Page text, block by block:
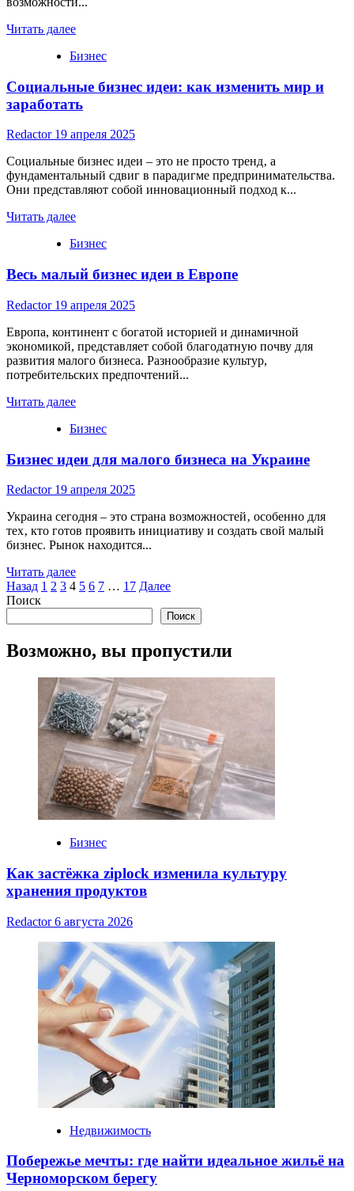
Читать далееRead
about
нового
бизнеса,
которых
в
России
Бизнес
Социальные бизнес идеи: как изменить мир и
заработать
Redactor 19 апреля 2025
Социальные бизнес идеи – это не просто тренд‚ а
фундаментальный сдвиг в парадигме предпринимательства.
Они представляют собой инновационный подход к...
Читать далееRead
about
бизнес
как
изменить
мир
и
заработать
Бизнес
Весь малый бизнес идеи в Европе
Redactor 19 апреля 2025
Европа, континент с богатой историей и динамичной
экономикой, представляет собой благодатную почву для
развития малого бизнеса. Разнообразие культур,
потребительских предпочтений...
Читать далееRead
about
малый
идеи
Европе
Бизнес
Бизнес идеи для малого бизнеса на Украине
Redactor 19 апреля 2025
Украина сегодня – это страна возможностей‚ особенно для
тех‚ кто готов проявить инициативу и создать свой малый
бизнес. Рынок находится...
Читать далееRead
more
идеи
малого
на
Украине
Пагинация
записей
Назад 1 2 3 4 5 6 7 … 17 Далее
Поиск
Поиск
Возможно, вы пропустили
Бизнес
Как застёжка ziplock изменила культуру
хранения продуктов
Redactor6 августа 2026
Недвижимость
Побережье мечты: где найти идеальное жильё на
Черноморском берегу